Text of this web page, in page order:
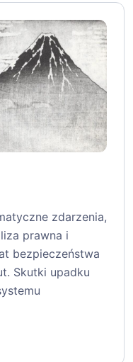
zdarzenia,
prawna i
bezpieczeństwa
Skutki upadku